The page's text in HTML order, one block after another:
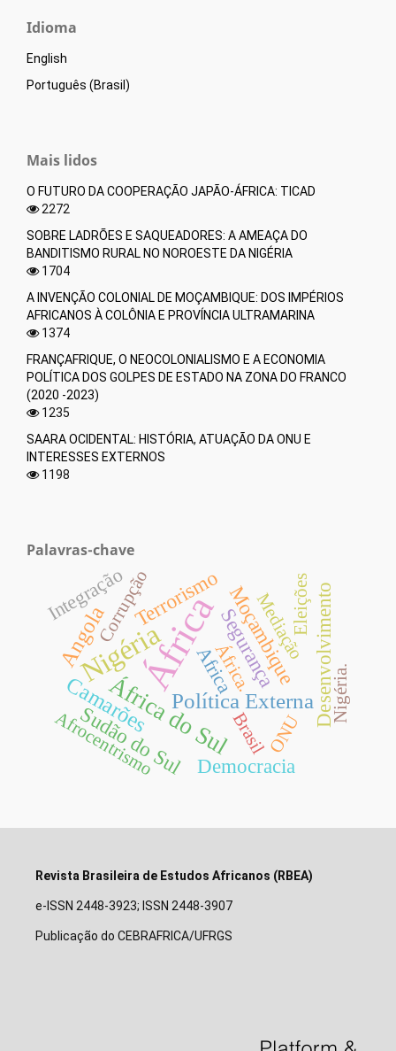
Idioma
English
Português (Brasil)
Mais lidos
O FUTURO DA COOPERAÇÃO JAPÃO-ÁFRICA: TICAD
2272
SOBRE LADRÕES E SAQUEADORES: A AMEAÇA DO
BANDITISMO RURAL NO NOROESTE DA NIGÉRIA
1704
A INVENÇÃO COLONIAL DE MOÇAMBIQUE: DOS IMPÉRIOS
AFRICANOS À COLÔNIA E PROVÍNCIA ULTRAMARINA
1374
FRANÇAFRIQUE, O NEOCOLONIALISMO E A ECONOMIA
POLÍTICA DOS GOLPES DE ESTADO NA ZONA DO FRANCO
(2020 -2023)
1235
SAARA OCIDENTAL: HISTÓRIA, ATUAÇÃO DA ONU E
INTERESSES EXTERNOS
1198
Palavras-chave
África
Nigéria
África do Sul
Camarões Política Externa
Angola Desenvolvimento
Sudão do Sul
Segurança
TerrorismoMoçambique
Democracia
Africa
Integração Mediação
África.
Afrocentrismo
Corrupção
BrasilONU
Eleições
Nigéria.
Revista Brasileira de Estudos Africanos (RBEA)
e-ISSN 2448-3923; ISSN 2448-3907
Publicação do CEBRAFRICA/UFRGS